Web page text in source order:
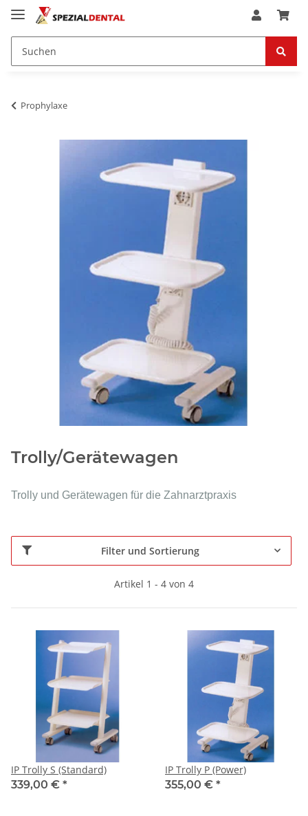
Prophylaxe
Trolly/Gerätewagen
Trolly und Gerätewagen für die Zahnarztpraxis
Filter und Sortierung
Artikel 1 - 4 von 4
IP Trolly S (Standard)
339,00 € *
IP Trolly P (Power)
355,00 € *